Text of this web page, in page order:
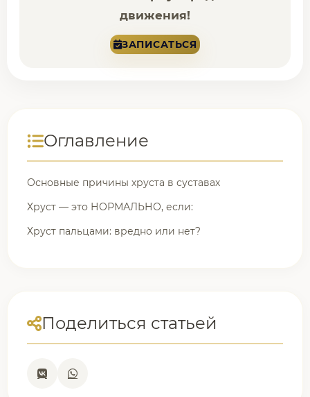
движения!
ЗАПИСАТЬСЯ
Оглавление
Основные причины хруста в суставах
Хруст — это НОРМАЛЬНО, если:
Хруст пальцами: вредно или нет?
Поделиться статьей